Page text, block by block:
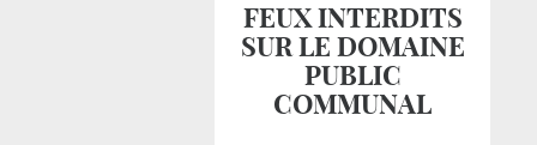
FEUX INTERDITS
SUR LE DOMAINE
PUBLIC
COMMUNAL